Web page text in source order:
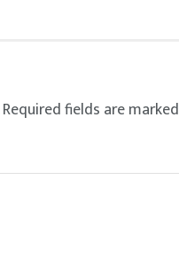
Required fields are marked